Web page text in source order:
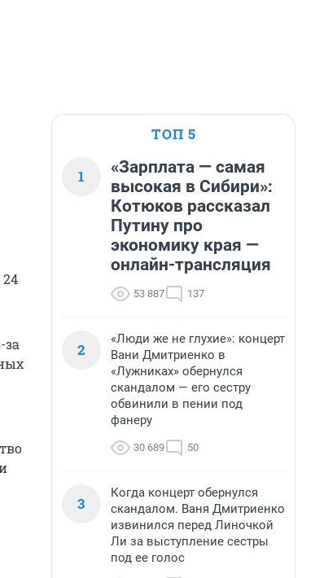
за
ТОП 5
1
«Зарплата — самая
высокая в Сибири»:
Котюков рассказал
Путину про
экономику края —
онлайн-трансляция
53 887 137
2
«Люди же не глухие»: концерт
Вани Дмитриенко в
«Лужниках» обернулся
скандалом — его сестру
обвинили в пении под
фанеру
30 689 50
3
Когда концерт обернулся
скандалом. Ваня Дмитриенко
извинился перед Линочкой
Ли за выступление сестры
под ее голос